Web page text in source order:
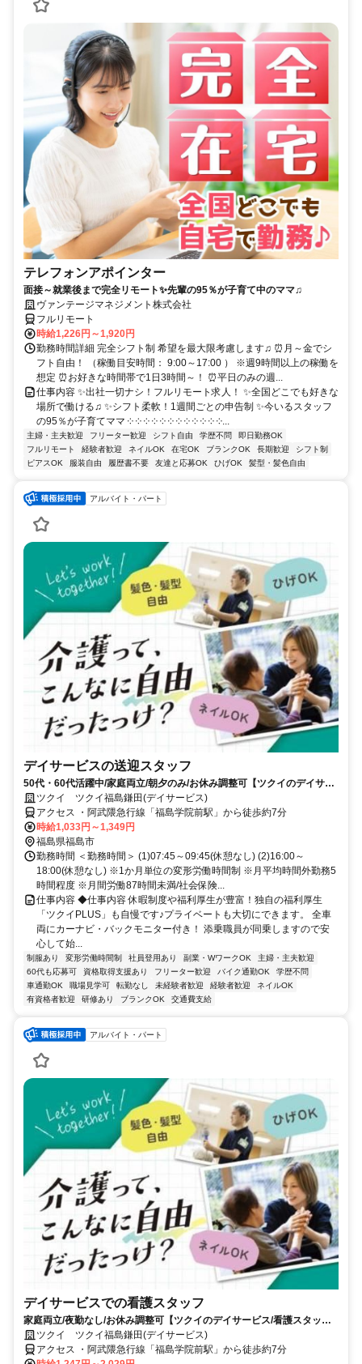
テレフォンアポインター
面接～就業後まで完全リモート✨先輩の95％が子育て中のママ♫
ヴァンテージマネジメント株式会社
フルリモート
時給1,226円～1,920円
勤務時間詳細 完全シフト制 希望を最大限考慮します♫ ⏰月～金でシ
フト自由！ （稼働目安時間： 9:00～17:00 ） ※週9時間以上の稼働を
想定 ⏰お好きな時間帯で1日3時間～！ ⏰平日のみの週...
仕事内容 ✨出社一切ナシ！フルリモート求人！ ✨全国どこでも好きな
場所で働ける♫ ✨シフト柔軟！1週間ごとの申告制 ✨今いるスタッフ
の95％が子育てママ ༶ ༶ ༶ ༶ ༶ ༶ ༶ ༶ ༶ ༶ ༶ ༶...
主婦・主夫歓迎 フリーター歓迎 シフト自由 学歴不問
即日勤務OK
フルリモート
経験者歓迎 ネイルOK 在宅OK ブランクOK 長期歓迎
シフト制
ピアスOK
服装自由 履歴書不要 友達と応募OK ひげOK 髪型・髪色自由
アルバイト・パート
デイサービスの送迎スタッフ
50代・60代活躍中/家庭両立/朝夕のみ/お休み調整可【ツクイのデイサー
ビス/送迎スタッフ求人】
ツクイ ツクイ福島鎌田(デイサービス)
アクセス ・阿武隈急行線「福島学院前駅」から徒歩約7分
時給1,033円～1,349円
福島県福島市
勤務時間 ＜勤務時間＞ (1)07:45～09:45(休憩なし) (2)16:00～
18:00(休憩なし) ※1か月単位の変形労働時間制 ※月平均時間外勤務5
時間程度 ※月間労働87時間未満/社会保険...
仕事内容 ◆仕事内容 休暇制度や福利厚生が豊富！独自の福利厚生
「ツクイPLUS」も自慢です♪プライベートも大切にできます。 全車
両にカーナビ・バックモニター付き！ 添乗職員が同乗しますので安
心して始...
制服あり 変形労働時間制 社員登用あり 副業・WワークOK
主婦・主夫歓迎
60代も応募可
資格取得支援あり フリーター歓迎 バイク通勤OK
学歴不問
車通勤OK
職場見学可 転勤なし 未経験者歓迎 経験者歓迎
ネイルOK
有資格者歓迎
研修あり ブランクOK 交通費支給
アルバイト・パート
デイサービスでの看護スタッフ
家庭両立/夜勤なし/お休み調整可【ツクイのデイサービス/看護スタッフ
求人】ツクイ ツクイ福島鎌田(デイサービス)
アクセス ・阿武隈急行線「福島学院前駅」から徒歩約7分